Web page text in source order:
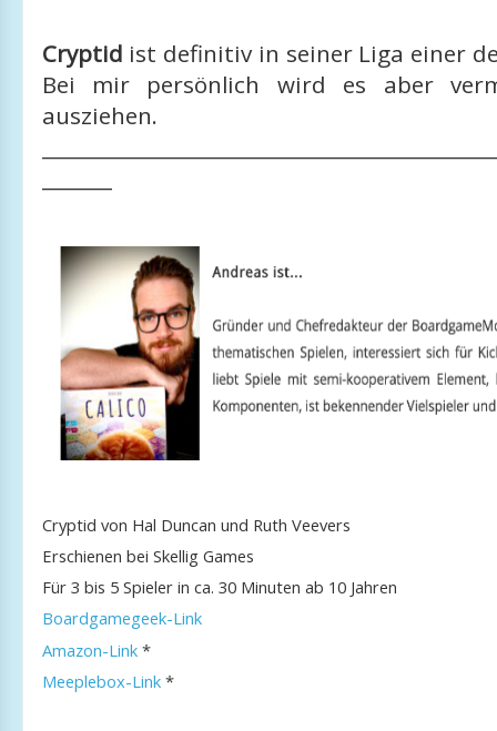
Cryptid ist definitiv in seiner Liga einer
Bei mir persönlich wird es aber
ausziehen.
Cryptid von Hal Duncan und Ruth Veevers
Erschienen bei Skellig Games
Für 3 bis 5 Spieler in ca. 30 Minuten ab 10 Jahren
Boardgamegeek-Link
Amazon-Link*
Meeplebox-Link*